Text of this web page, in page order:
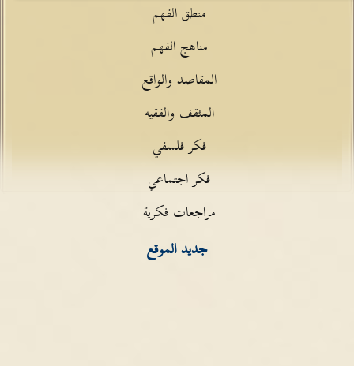
منطق الفهم
مناهج الفهم
المقاصد والواقع
المثقف والفقيه
فكر فلسفي
فكر اجتماعي
مراجعات فكرية
جديد الموقع